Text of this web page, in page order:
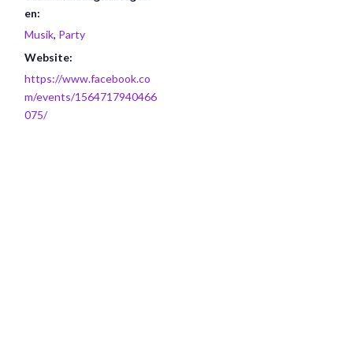
en:
Musik, Party
Website:
https://www.facebook.co
m/events/1564717940466
075/